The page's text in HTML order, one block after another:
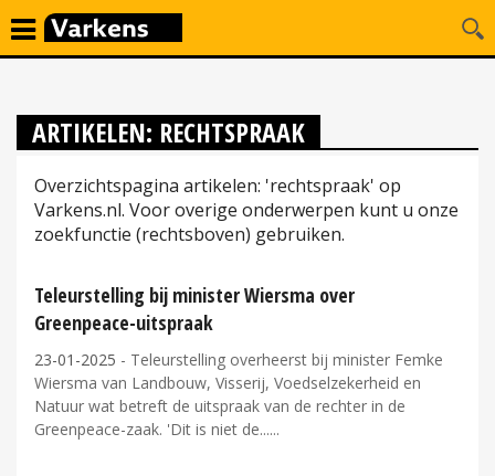
ARTIKELEN: RECHTSPRAAK
Overzichtspagina artikelen: 'rechtspraak' op
Varkens.nl. Voor overige onderwerpen kunt u onze
zoekfunctie (rechtsboven) gebruiken.
Teleurstelling bij minister Wiersma over
Greenpeace-uitspraak
23-01-2025 - Teleurstelling overheerst bij minister Femke
Wiersma van Landbouw, Visserij, Voedselzekerheid en
Natuur wat betreft de uitspraak van de rechter in de
Greenpeace-zaak. 'Dit is niet de...